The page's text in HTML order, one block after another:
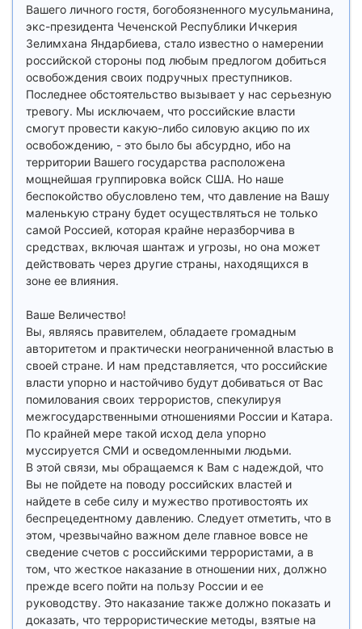
Вашего личного гостя, богобоязненного мусульманина,
экс-президента Чеченской Республики Ичкерия
Зелимхана Яндарбиева, стало известно о намерении
российской стороны под любым предлогом добиться
освобождения своих подручных преступников.
Последнее обстоятельство вызывает у нас серьезную
тревогу. Мы исключаем, что российские власти
смогут провести какую-либо силовую акцию по их
освобождению, - это было бы абсурдно, ибо на
территории Вашего государства расположена
мощнейшая группировка войск США. Но наше
беспокойство обусловлено тем, что давление на Вашу
маленькую страну будет осуществляться не только
самой Россией, которая крайне неразборчива в
средствах, включая шантаж и угрозы, но она может
действовать через другие страны, находящихся в
зоне ее влияния.
Ваше Величество!
Вы, являясь правителем, обладаете громадным
авторитетом и практически неограниченной властью в
своей стране. И нам представляется, что российские
власти упорно и настойчиво будут добиваться от Вас
помилования своих террористов, спекулируя
межгосударственными отношениями России и Катара.
По крайней мере такой исход дела упорно
муссируется СМИ и осведомленными людьми.
В этой связи, мы обращаемся к Вам с надеждой, что
Вы не пойдете на поводу российских властей и
найдете в себе силу и мужество противостоять их
беспрецедентному давлению. Следует отметить, что в
этом, чрезвычайно важном деле главное вовсе не
сведение счетов с российскими террористами, а в
том, что жесткое наказание в отношении них, должно
прежде всего пойти на пользу России и ее
руководству. Это наказание также должно показать и
доказать, что террористические методы, взятые на